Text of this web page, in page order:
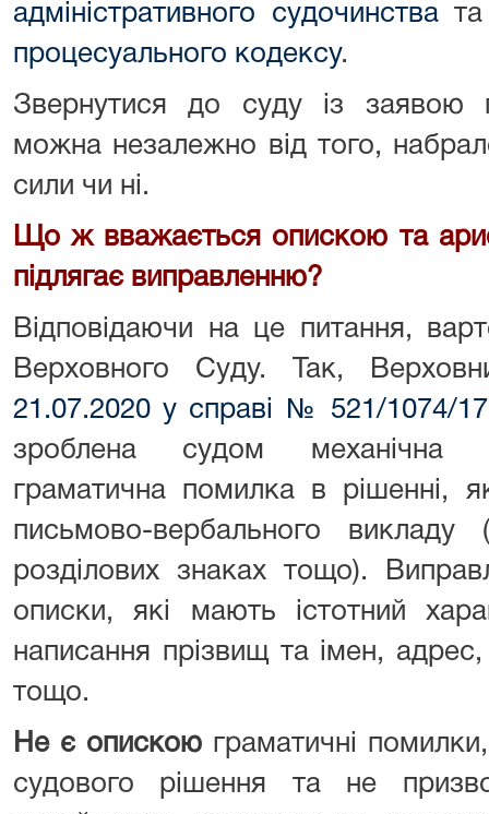
адміністративного судочинствата
процесуального кодексу.
Звернутися до суду із заявою
можна незалежно від того,
сили чи ні.
Що ж вважається опискою та
підлягає виправленню?
Відповідаючи на це питання,
Верховного Суду. Так,
21.07.2020 у справі № 521/1074/17
зроблена судом механічна
граматична помилка в рішенні,
письмово-вербального
розділових знаках тощо).
описки, які мають істотний
написання прізвищ та імен,
тощо.
Не є опискою граматичні
судового рішення та не